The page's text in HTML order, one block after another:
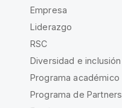
Empresa
Liderazgo
RSC
Diversidad e inclusión
Programa académico
Programa de Partners